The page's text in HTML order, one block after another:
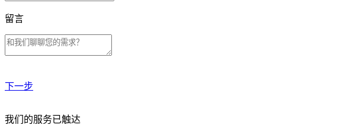
留言
下一步
贵公司预算范围是？
我们的服务已触达